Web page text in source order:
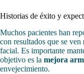
Historias de éxito y
Muchos pacientes han
con resultados que se ven
facial. Es importante
objetivo es la mejora
envejecimiento.